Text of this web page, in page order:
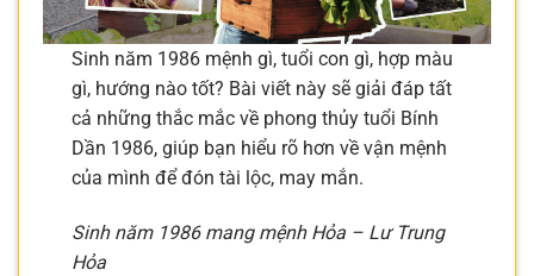
Sinh năm 1986 mệnh gì, tuổi con gì, hợp màu
gì, hướng nào tốt? Bài viết này sẽ giải đáp tất
cả những thắc mắc về phong thủy tuổi Bính
Dần 1986, giúp bạn hiểu rõ hơn về vận mệnh
của mình để đón tài lộc, may mắn.
Sinh năm 1986 mang mệnh Hỏa – Lư Trung
Hỏa